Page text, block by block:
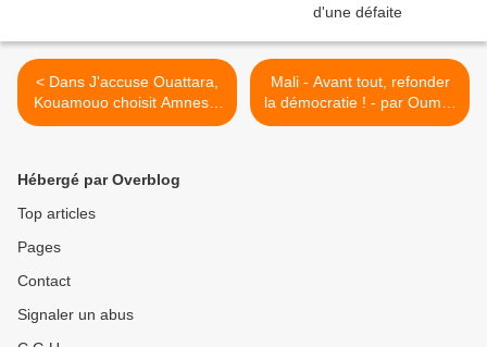
< Dans J'accuse Ouattara,
Kouamouo choisit Amnesty
contre HRW - 29/10/2012
Mali - Avant tout, refonder
la démocratie ! - par Oumar
Keïta >
Hébergé par Overblog
Top articles
Pages
Contact
Signaler un abus